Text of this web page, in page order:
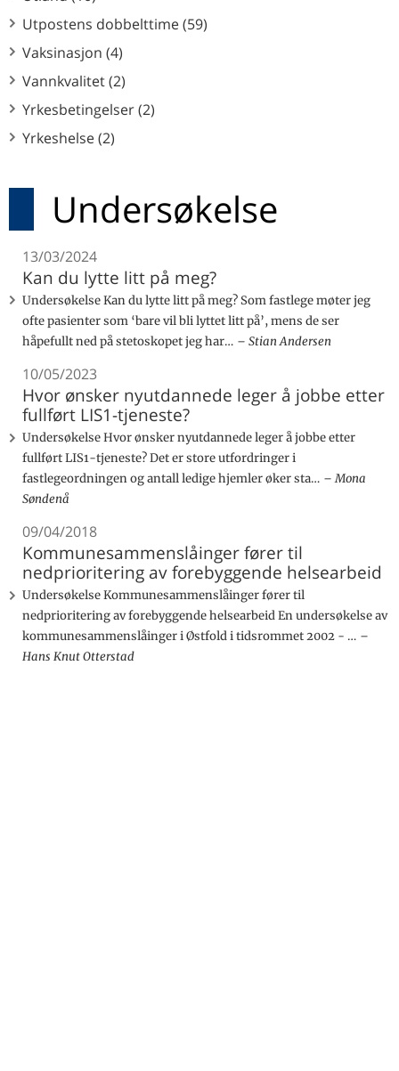
Utpostens dobbelttime (59)
Vaksinasjon (4)
Vannkvalitet (2)
Yrkesbetingelser (2)
Yrkeshelse (2)
Undersøkelse
13/03/2024
Kan du lytte litt på meg?
Undersøkelse Kan du lytte litt på meg? Som fastlege møter jeg
ofte pasienter som ‘bare vil bli lyttet litt på’, mens de ser
håpefullt ned på stetoskopet jeg har…
Stian Andersen
10/05/2023
Hvor ønsker nyutdannede leger å jobbe etter
fullført LIS1-tjeneste?
Undersøkelse Hvor ønsker nyutdannede leger å jobbe etter
fullført LIS1-tjeneste? Det er store utfordringer i
fastlegeordningen og antall ledige hjemler øker sta…
Mona
Søndenå
09/04/2018
Kommunesammenslåinger fører til
nedprioritering av forebyggende helsearbeid
Undersøkelse Kommunesammenslåinger fører til
nedprioritering av forebyggende helsearbeid En undersøkelse av
kommunesammenslåinger i Østfold i tidsrommet 2002 - …
Hans Knut Otterstad